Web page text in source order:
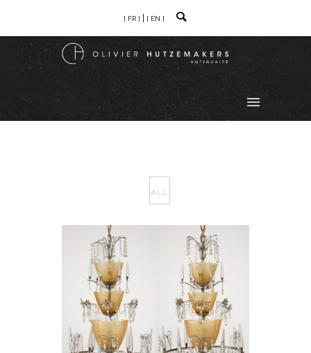
[ FR ] [ EN ]
ALL
PAIR OF CHANDELIERS
ATTRIBUTED TO ELIS BERGH